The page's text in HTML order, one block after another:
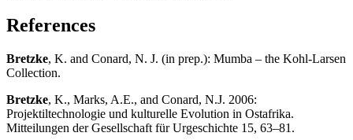
References
Bretzke, K. and Conard, N. J. (in prep.): Mumba – the Kohl-Larsen
Collection.
Bretzke, K., Marks, A.E., and Conard, N.J. 2006:
Projektiltechnologie und kulturelle Evolution in Ostafrika.
Mitteilungen der Gesellschaft für Urgeschichte 15, 63–81.